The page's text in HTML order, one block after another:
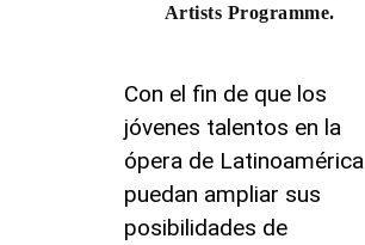
Artists Programme.
Con el fin de que los
jóvenes talentos en la
ópera de Latinoamérica
puedan ampliar sus
posibilidades de